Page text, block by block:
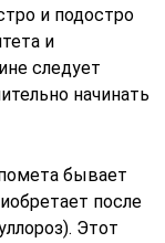
и подостро
и
следует
начинать
бывает
после
Этот